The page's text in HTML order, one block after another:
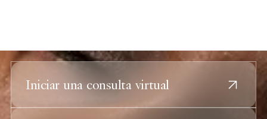
Iniciar una consulta virtual